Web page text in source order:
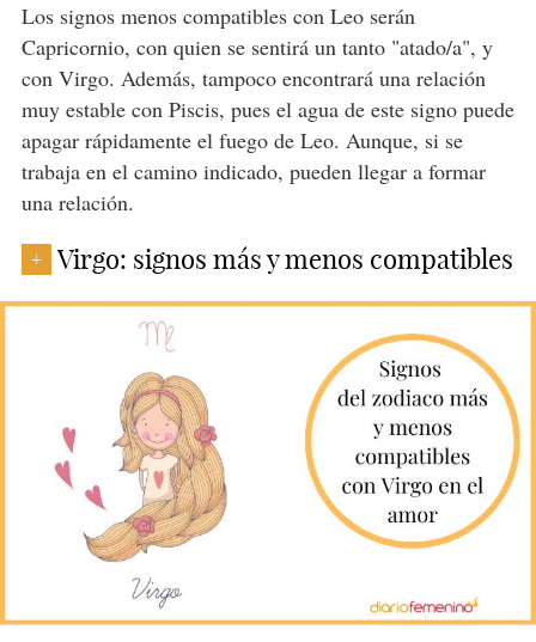
Los signos menos compatibles con Leo serán
Capricornio, con quien se sentirá un tanto "atado/a", y
con Virgo. Además, tampoco encontrará una relación
muy estable con Piscis, pues el agua de este signo puede
apagar rápidamente el fuego de Leo. Aunque, si se
trabaja en el camino indicado, pueden llegar a formar
una relación.
+ Virgo: signos más y menos compatibles